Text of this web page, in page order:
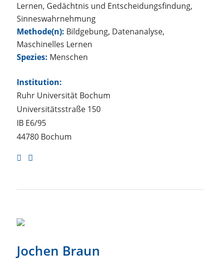
Lernen, Gedächtnis und Entscheidungsfindung,
Sinneswahrnehmung
Methode(n): Bildgebung, Datenanalyse,
Maschinelles Lernen
Spezies: Menschen
Institution:
Ruhr Universität Bochum
Universitätsstraße 150
IB E6/95
44780 Bochum

Jochen Braun